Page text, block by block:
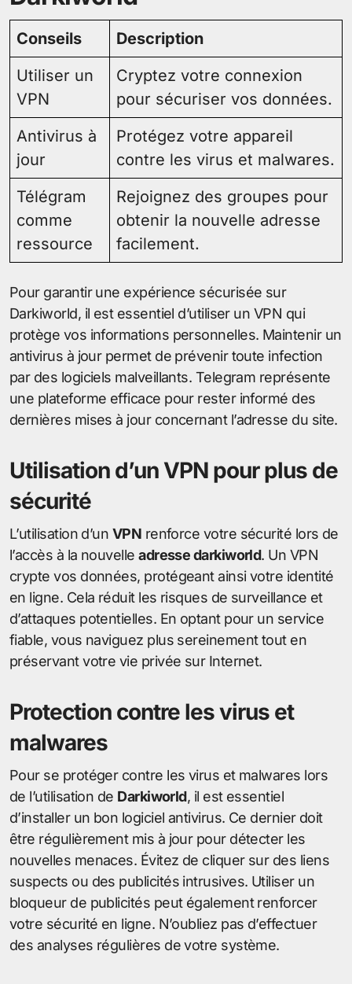
Conseils
Description
Utiliser un
VPN
Cryptez votre connexion
pour sécuriser vos données.
Antivirus à
jour
Protégez votre appareil
contre les virus et malwares.
Télégram
comme
ressource
Rejoignez des groupes pour
obtenir la nouvelle adresse
facilement.
Pour garantir une expérience sécurisée sur
Darkiworld, il est essentiel d’utiliser un VPN qui
protège vos informations personnelles. Maintenir un
antivirus à jour permet de prévenir toute infection
par des logiciels malveillants. Telegram représente
une plateforme efficace pour rester informé des
dernières mises à jour concernant l’adresse du site.
Utilisation d’un VPN pour plus de
sécurité
L’utilisation d’un VPN renforce votre sécurité lors de
l’accès à la nouvelleadresse darkiworld. Un VPN
crypte vos données, protégeant ainsi votre identité
en ligne. Cela réduit les risques de surveillance et
d’attaques potentielles. En optant pour un service
fiable, vous naviguez plus sereinement tout en
préservant votre vie privée sur Internet.
Protection contre les virus et
malwares
Pour se protéger contre les virus et malwares lors
de l’utilisation de Darkiworld, il est essentiel
d’installer un bon logiciel antivirus. Ce dernier doit
être régulièrement mis à jour pour détecter les
nouvelles menaces. Évitez de cliquer sur des liens
suspects ou des publicités intrusives. Utiliser un
bloqueur de publicités peut également renforcer
votre sécurité en ligne. N’oubliez pas d’effectuer
des analyses régulières de votre système.